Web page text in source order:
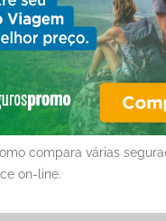
compara várias
on-line.